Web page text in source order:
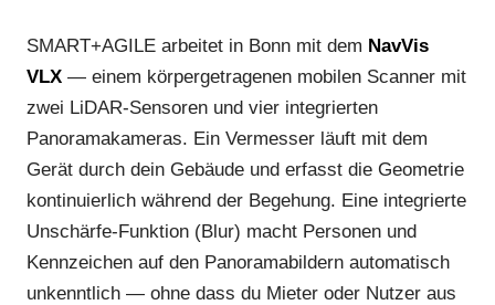
SMART+AGILE arbeitet in Bonn mit dem NavVis
VLX — einem körpergetragenen mobilen Scanner mit
zwei LiDAR-Sensoren und vier integrierten
Panoramakameras. Ein Vermesser läuft mit dem
Gerät durch dein Gebäude und erfasst die Geometrie
kontinuierlich während der Begehung. Eine integrierte
Unschärfe-Funktion (Blur) macht Personen und
Kennzeichen auf den Panoramabildern automatisch
unkenntlich — ohne dass du Mieter oder Nutzer aus